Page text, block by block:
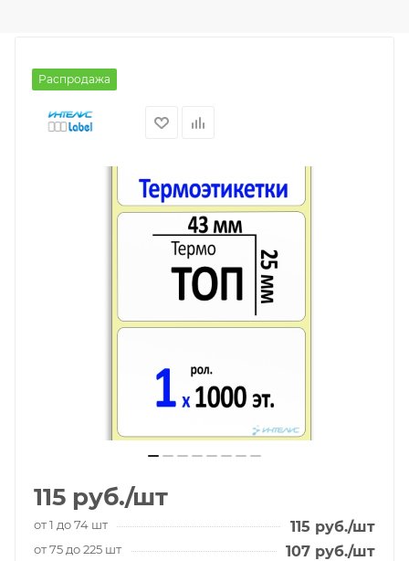
Распродажа
115 руб./шт
от 1 до 74 шт 115 руб./шт
от 75 до 225 шт 107 руб./шт